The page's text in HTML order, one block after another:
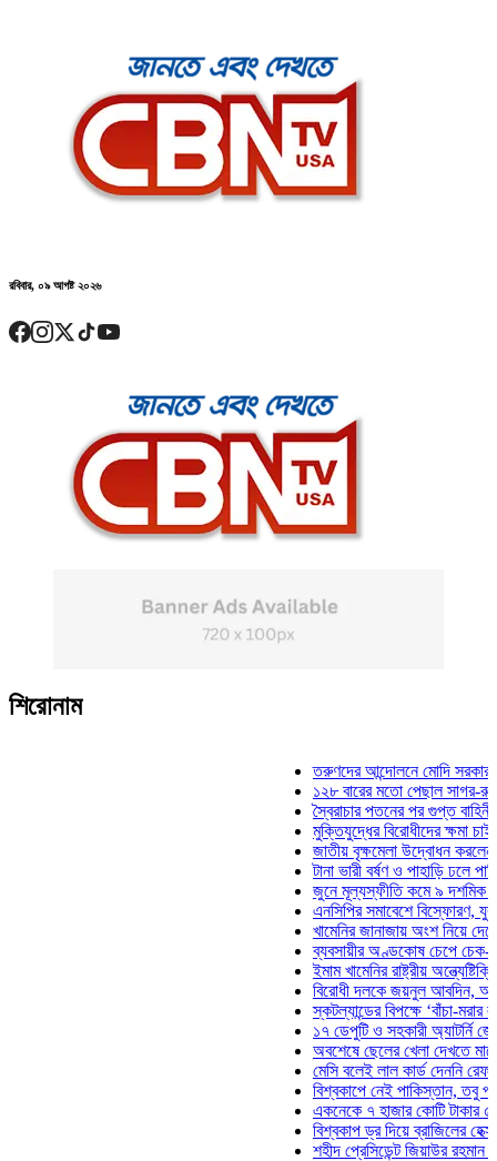
রবিবার, ০৯ আগষ্ট ২০২৬
শিরোনাম
তরুণদের আন্দোলনে মোদি সরকার
১২৮ বারের মতো পেছাল সাগর-রুনি
স্বৈরাচার পতনের পর গুপ্ত বাহিনীর
মুক্তিযুদ্ধের বিরোধীদের ক্ষমা চাইতে
জাতীয় বৃক্ষমেলা উদ্বোধন করলেন
টানা ভারী বর্ষণ ও পাহাড়ি ঢলে
জুনে মূল্যস্ফীতি কমে ৯ দশমিক ১৬
এনসিপির সমাবেশে বিস্ফোরণ,
খামেনির জানাজায় অংশ নিয়ে দেশে
ব্যবসায়ীর অণ্ডকোষ চেপে চেক-
ইমাম খামেনির রাষ্ট্রীয়
বিরোধী দলকে জয়নুল আবদিন,
স্কটল্যান্ডের বিপক্ষে ‘বাঁচা-মরার
১৭ ডেপুটি ও সহকারী অ্যাটর্নি
অবশেষে ছেলের খেলা দেখতে মাঠে
মেসি বলেই লাল কার্ড দেননি রেফারি!
বিশ্বকাপে নেই পাকিস্তান, তবু
একনেকে ৭ হাজার কোটি টাকার ৫
বিশ্বকাপ ড্র দিয়ে ব্রাজিলের হেক্সা
শহীদ প্রেসিডেন্ট জিয়াউর রহমান